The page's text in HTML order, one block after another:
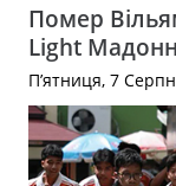
Помер
Light
П’ятниця, 7